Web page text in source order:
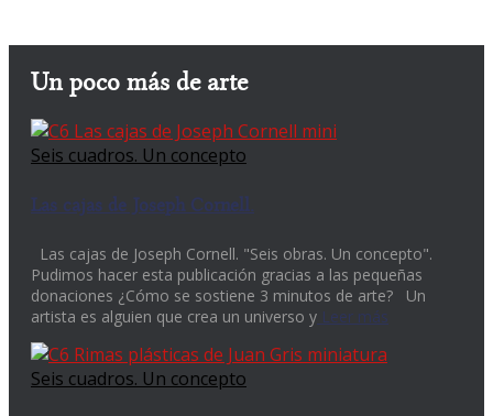
Un poco más de arte
Seis cuadros. Un concepto
Las cajas de Joseph Cornell.
Las cajas de Joseph Cornell. "Seis obras. Un concepto".
Pudimos hacer esta publicación gracias a las pequeñas
donaciones ¿Cómo se sostiene 3 minutos de arte? Un
artista es alguien que crea un universo y Leer más
Seis cuadros. Un concepto